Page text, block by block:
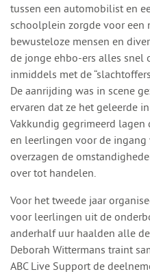
tussen een automobilist en
schoolplein zorgde voor een
bewusteloze mensen en
de jonge ehbo-ers alles snel
inmiddels met de
De aanrijding was in scene
ervaren dat ze het geleerde
Vakkundig gegrimeerd lagen
en leerlingen voor de ingang
overzagen de
over tot handelen.
Voor het tweede jaar
voor leerlingen uit de
anderhalf uur haalden alle
Deborah Wittermans traint
ABC Live Support de